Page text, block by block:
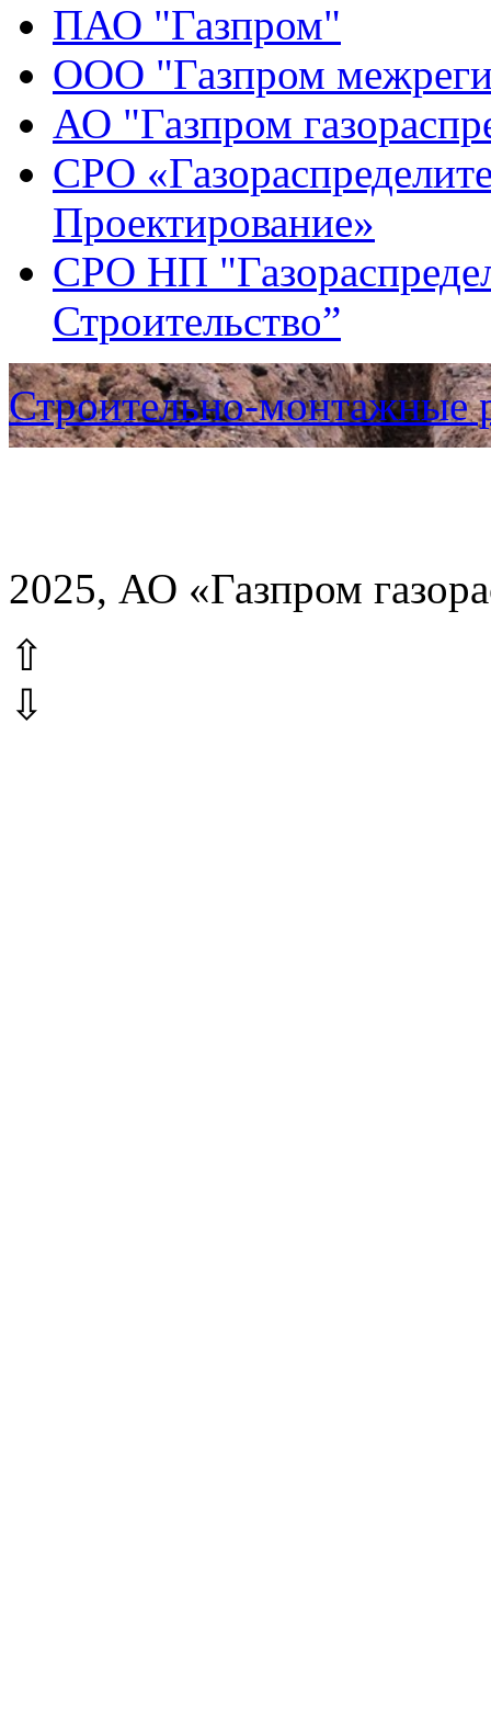
ПАО "Газпром"
ООО "Газпром
АО "Газпром
СРО
Проектирование»
СРО НП
Строительство”
Строительно-монтажные
2025, АО «Газпром
⇧
⇩